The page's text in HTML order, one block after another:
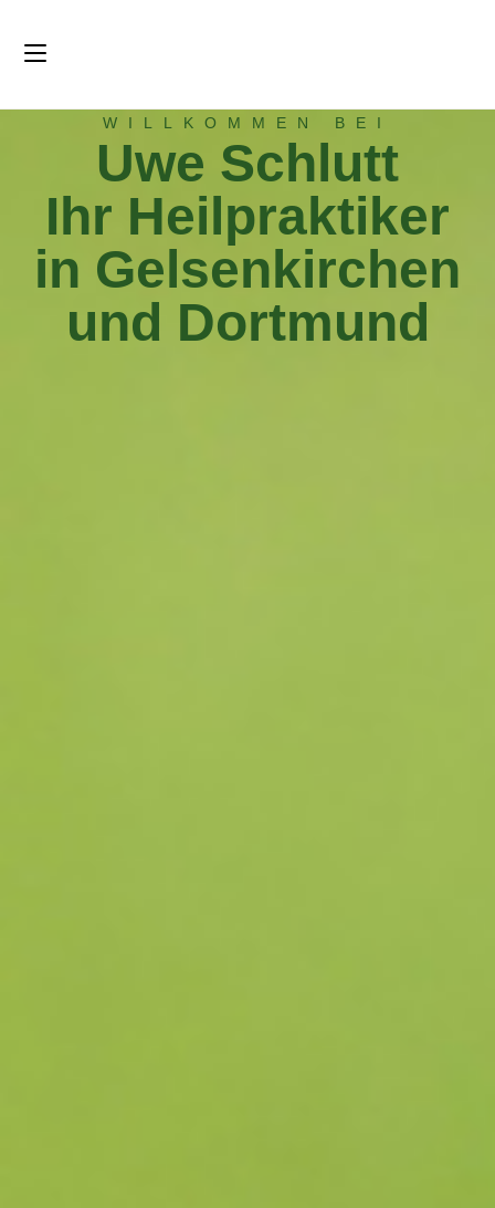
WILLKOMMEN BEI
Uwe Schlutt
Ihr Heilpraktiker
in Gelsenkirchen
und Dortmund